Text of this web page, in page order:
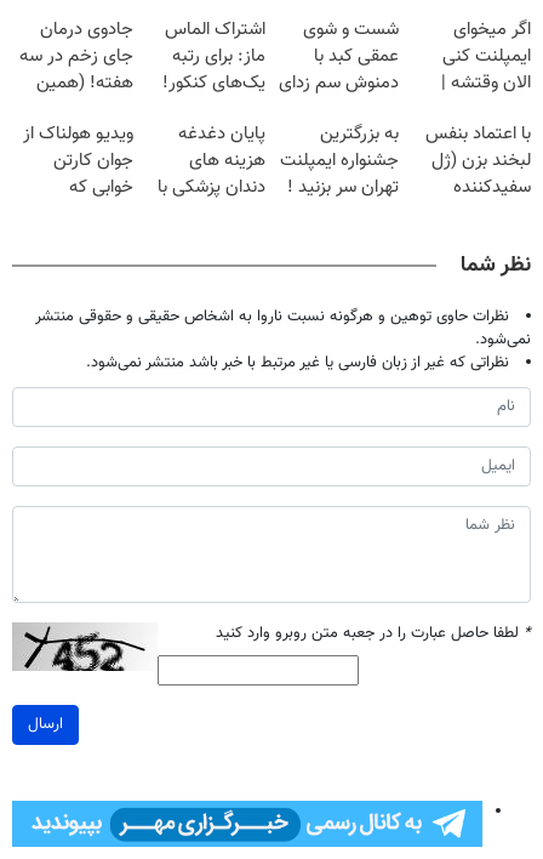
اگر میخوای
ایمپلنت کنی
الان وقتشه |
میلیون تومان!!!
شست و شوی
عمقی کبد با
دمنوش سم زدای
اشتراک الماس
ماز: برای رتبه
یک‌های کنکور!
جادوی درمان
جای زخم در سه
هفته! (همین
صحبت کنید)
با اعتماد بنفس
لبخند بزن (ژل
سفیدکننده
به بزرگترین
جشنواره ایمپلنت
تهران سر بزنید !
پایان دغدغه
هزینه های
دندان پزشکی با
ویدیو هولناک از
جوان کارتن
خوابی که
نظر شما
نظرات حاوی توهین و هرگونه نسبت ناروا به اشخاص حقیقی و حقوقی منتشر
نمی‌شود.
نظراتی که غیر از زبان فارسی یا غیر مرتبط با خبر باشد منتشر نمی‌شود.
* لطفا حاصل عبارت را در جعبه متن روبرو وارد کنید
ارسال